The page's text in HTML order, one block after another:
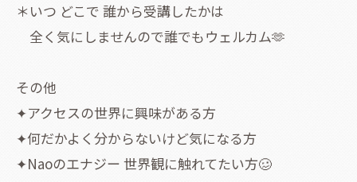
＊いつ どこで 誰から受講したかは
全く気にしませんので誰でもウェルカム🫶
その他
✦アクセスの世界に興味がある方
✦何だかよく分からないけど気になる方
✦Naoのエナジー 世界観に触れてたい方🥴